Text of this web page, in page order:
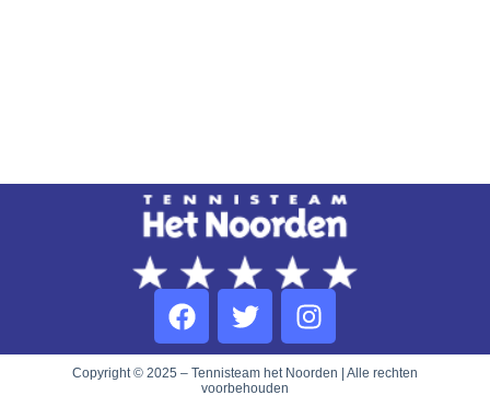
Copyright © 2025 – Tennisteam het Noorden | Alle rechten
voorbehouden